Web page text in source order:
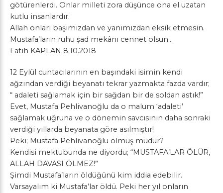
götürenlerdi. Onlar milleti zora düşünce ona el uzatan
kutlu insanlardır.
Allah onları başımızdan ve yanımızdan eksik etmesin.
Mustafa’ların ruhu şad mekânı cennet olsun…
Fatih KAPLAN 8.10.2018
12 Eylül cuntacılarının en başındaki isimin kendi
ağzından verdiği beyanatı tekrar yazmakta fazda vardır;
“ adaleti sağlamak için bir sağdan bir de soldan astık!”
Evet, Mustafa Pehlivanoğlu da o malum ‘adaleti’
sağlamak uğruna ve o dönemin savcısının daha sonraki
verdiği yıllarda beyanata göre asılmıştır!
Peki; Mustafa Pehlivanoğlu ölmüş müdür?
Kendisi mektubunda ne diyordu; “MUSTAFA’LAR ÖLÜR,
ALLAH DAVASI ÖLMEZ!”
Şimdi Mustafa’ların öldüğünü kim iddia edebilir.
Varsayalım ki Mustafa’lar öldü. Peki her yıl onların